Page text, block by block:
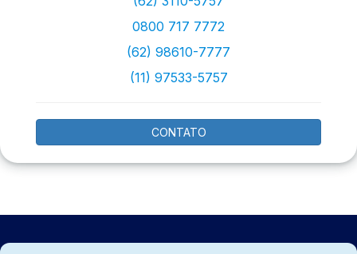
0800 717 7772
(62) 98610-7777
(11) 97533-5757
CONTATO